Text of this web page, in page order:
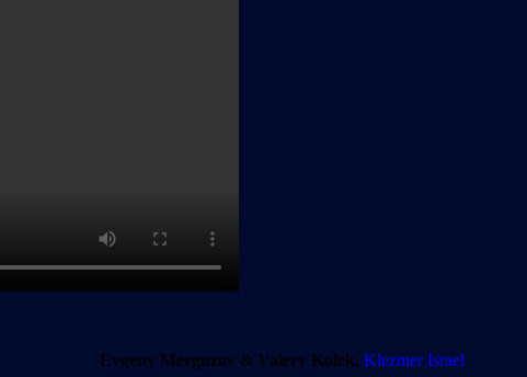
Evgeny Merguzov& Valery Kolek, Klezmer Israel